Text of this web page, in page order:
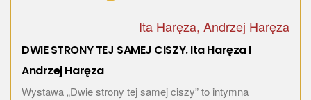
Ita Haręza, Andrzej Haręza
DWIE STRONY TEJ SAMEJ CISZY. Ita Haręza I
Andrzej Haręza
Wystawa „Dwie strony tej samej ciszy” to intymna